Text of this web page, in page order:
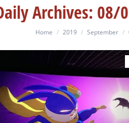
Archives: 08/
You are here:
Home 2019 September